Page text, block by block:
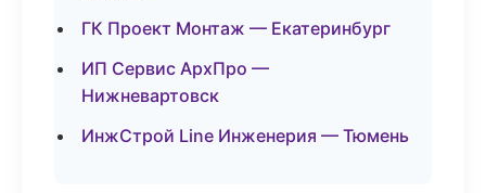
ГК Проект Монтаж — Екатеринбург
ИП Сервис АрхПро —
Нижневартовск
ИнжСтрой Line Инженерия — Тюмень